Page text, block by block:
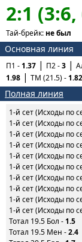
2:1
Тай-брейк: не был
Основная линия
П1 -1.37 П2 -3
1.98
ТМ (21.5) -1.82
Полная линия
1-й сет (Исходы по
1-й сет (Исходы по
1-й сет (Исходы по
1-й сет (Исходы по
1-й сет (Исходы по
1-й сет (Исходы по
1-й сет (Исходы по
1-й сет (Исходы по
1-й сет (Исходы по
1-й сет (Исходы по
Тотал 19.5 Бол - 1.5
Тотал 19.5 Мен -2.4